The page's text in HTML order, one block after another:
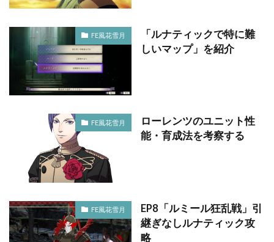
FE風花雪月
「ルナティックで特に難
しいマップ」を紹介
FE風花雪月
ローレンツのユニット性
能・育成法を考察する
FE風花雪月
EP8「ルミール狂乱戦」引
継ぎなしルナティック攻
略